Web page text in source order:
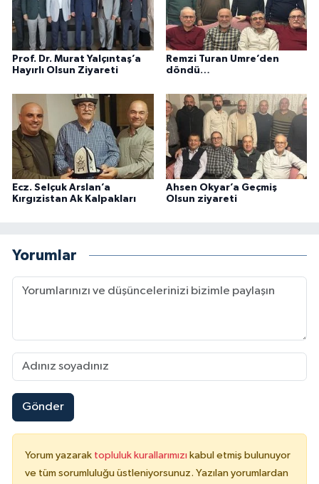
Prof. Dr. Murat Yalçıntaş’a
Hayırlı Olsun Ziyareti
Remzi Turan Umre’den
döndü…
Ecz. Selçuk Arslan’a
Kırgızistan Ak Kalpakları
Ahsen Okyar’a Geçmiş
Olsun ziyareti
Yorumlar
Gönder
Yorum yazarak topluluk kurallarımızı kabul etmiş bulunuyor
ve tüm sorumluluğu üstleniyorsunuz. Yazılan yorumlardan